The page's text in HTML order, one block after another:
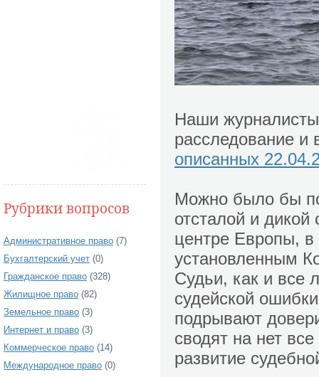
Рубрики вопросов
Административное право (7)
Бухгалтерский учет (0)
Гражданское право (328)
Жилищное право (82)
Земельное право (3)
Интернет и право (3)
Коммерческое право (14)
Международное право (0)
Наши журналисты
расследование
описанных
Можно было бы
отсталой и дикой
центре Европы, в
установленным
Судьи, как и все
судейской
подрывают
сводят на нет
развитие